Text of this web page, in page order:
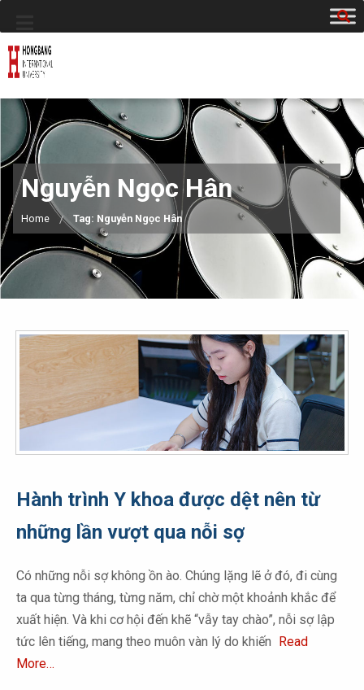
Nguyễn Ngọc Hân
Home Tag: Nguyễn Ngọc Hân
Hành trình Y khoa được dệt nên từ
những lần vượt qua nỗi sợ
Có những nỗi sợ không ồn ào. Chúng lặng lẽ ở đó, đi cùng
ta qua từng tháng, từng năm, chỉ chờ một khoảnh khắc để
xuất hiện. Và khi cơ hội đến khẽ “vẫy tay chào”, nỗi sợ lập
tức lên tiếng, mang theo muôn vàn lý do khiến Read
More…